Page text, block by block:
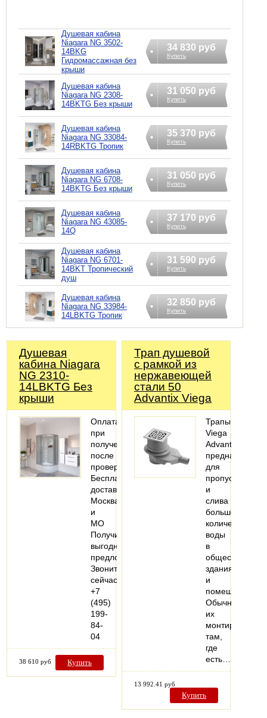
Душевая кабина
Niagara NG 3502-
14BKG
Гидромассажная без
крыши
34 830 руб
Купить
Душевая кабина
Niagara NG 2308-
14BKTG Без крыши
31 050 руб
Купить
Душевая кабина
Niagara NG 33084-
14RBKTG Тропик
35 370 руб
Купить
Душевая кабина
Niagara NG 6708-
14BKTG Без крыши
31 050 руб
Купить
Душевая кабина
Niagara NG 43085-
14Q
37 170 руб
Купить
Душевая кабина
Niagara NG 6701-
14BKT Тропический
душ
31 590 руб
Купить
Душевая кабина
Niagara NG 33984-
14LBKTG Тропик
32 850 руб
Купить
Душевая
кабина Niagara
NG 2310-
14LBKTG Без
крыши
Оплата
при
получении,
после
проверки
Бесплатная
доставка
Москва
и
МО
Получите
выгодное
предложение
Звоните
сейчас
+7
(495)
199-
84-
04
38 610 руб Купить
Трап душевой
с рамкой из
нержавеющей
стали 50
Advantix Viega
Трапы
Viega
Advantix
предназначены
для
пропуска
и
слива
большого
количества
воды
в
общественных
зданиях
и
помещениях.
Обычно
их
монтируют
там,
где
есть…
13 992.41 руб
Купить